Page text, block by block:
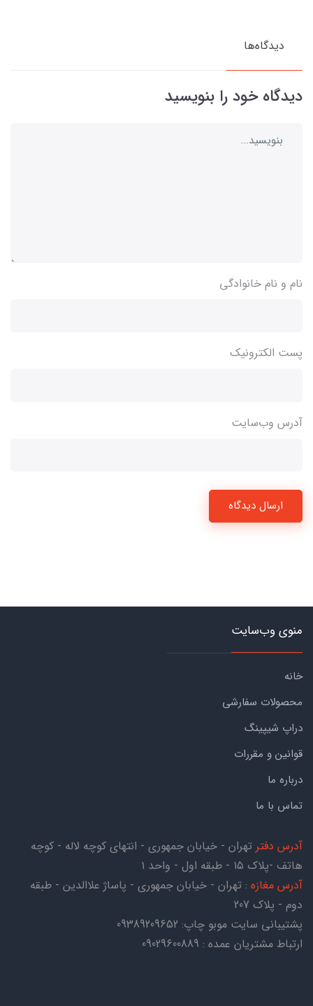
دیدگاه‌ها
دیدگاه خود را بنویسید
نام و نام خانوادگی
پست الکترونیک
آدرس وب‌سایت
ارسال دیدگاه
منوی وب‌سایت
خانه
محصولات سفارشی
دراپ شیپینگ
قوانین و مقررات
درباره ما
تماس با ما
آدرس دفتر تهران - خیابان جمهوری - انتهای کوچه لاله - کوچه
هاتف -پلاک ۱۵ - طبقه اول - واحد ۱
آدرس مغازه : تهران - خیابان جمهوری - پاساژ علاالدین - طبقه
دوم - پلاک 207
پشتیبانی سایت موبو چاپ: 09389209652
ارتباط مشتریان عمده : 09029600889